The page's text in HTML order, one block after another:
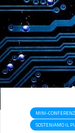
MINI-
SOSTENIAMO IL